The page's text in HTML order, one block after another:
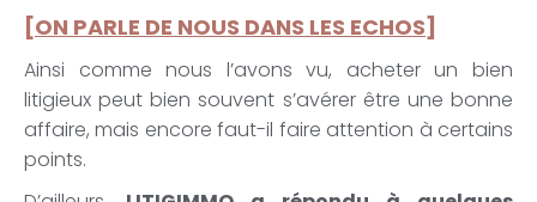
[ON PARLE DE NOUS DANS LES ECHOS]
Ainsi comme nous l’avons vu, acheter un bien
litigieux peut bien souvent s’avérer être une bonne
affaire, mais encore faut-il faire attention à certains
points.